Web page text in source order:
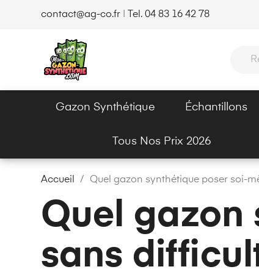
contact@ag-co.fr Tel. 04 83 16 42 78
Gazon Synthétique Échantillons
Tous Nos Prix 2026
Accueil Quel gazon synthétique poser soi-
Quel gazon
sans